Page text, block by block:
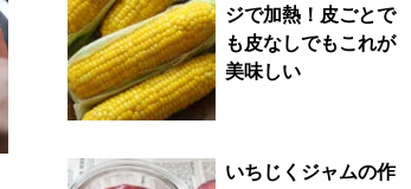
ジで加熱！皮ごとで
も皮なしでもこれが
美味しい
いちじくジャムの作